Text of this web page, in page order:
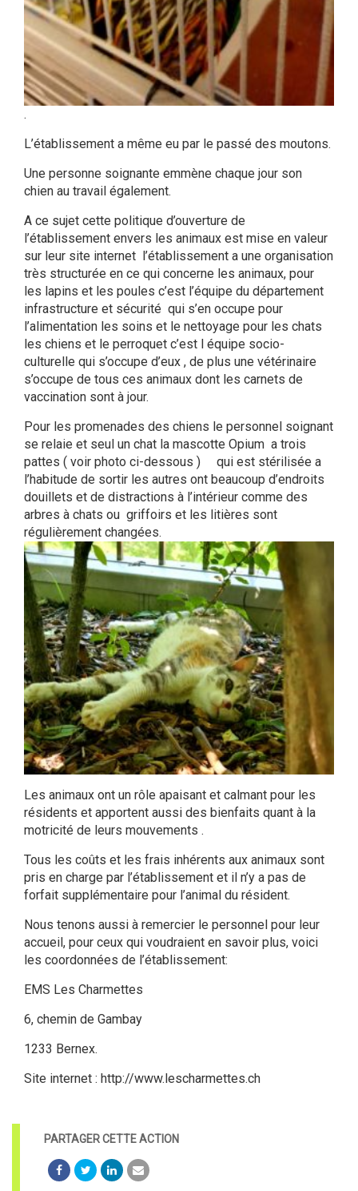
.
L’établissement a même eu par le passé des moutons.
Une personne soignante emmène chaque jour son
chien au travail également.
A ce sujet cette politique d’ouverture de
l’établissement envers les animaux est mise en valeur
sur leur site internet l’établissement a une organisation
très structurée en ce qui concerne les animaux, pour
les lapins et les poules c’est l’équipe du département
infrastructure et sécurité qui s’en occupe pour
l’alimentation les soins et le nettoyage pour les chats
les chiens et le perroquet c’est l équipe socio-
culturelle qui s’occupe d’eux , de plus une vétérinaire
s’occupe de tous ces animaux dont les carnets de
vaccination sont à jour.
Pour les promenades des chiens le personnel soignant
se relaie et seul un chat la mascotte Opium a trois
pattes ( voir photo ci-dessous ) qui est stérilisée a
l’habitude de sortir les autres ont beaucoup d’endroits
douillets et de distractions à l’intérieur comme des
arbres à chats ou griffoirs et les litières sont
régulièrement changées.
Les animaux ont un rôle apaisant et calmant pour les
résidents et apportent aussi des bienfaits quant à la
motricité de leurs mouvements .
Tous les coûts et les frais inhérents aux animaux sont
pris en charge par l’établissement et il n’y a pas de
forfait supplémentaire pour l’animal du résident.
Nous tenons aussi à remercier le personnel pour leur
accueil, pour ceux qui voudraient en savoir plus, voici
les coordonnées de l’établissement:
EMS Les Charmettes
6, chemin de Gambay
1233 Bernex.
Site internet : http://www.lescharmettes.ch